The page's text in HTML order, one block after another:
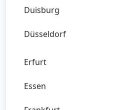
Duisburg
Düsseldorf
Erfurt
Essen